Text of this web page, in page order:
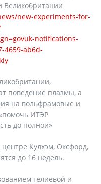
Великобритании
new-experiments-for-
notifications-
4659-ab6d-
поведение плазмы, а
на вольфрамовые и
ИТЭР
до полной»
Кулхэм, Оксфорд,
до 16 недель.
гелиевой и